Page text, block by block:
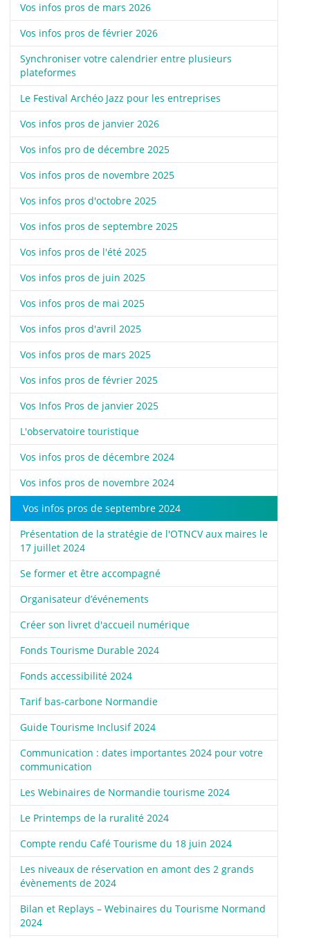
Vos infos pros de mars 2026
Vos infos pros de février 2026
Synchroniser votre calendrier entre plusieurs
plateformes
Le Festival Archéo Jazz pour les entreprises
Vos infos pros de janvier 2026
Vos infos pro de décembre 2025
Vos infos pros de novembre 2025
Vos infos pros d'octobre 2025
Vos infos pros de septembre 2025
Vos infos pros de l'été 2025
Vos infos pros de juin 2025
Vos infos pros de mai 2025
Vos infos pros d'avril 2025
Vos infos pros de mars 2025
Vos infos pros de février 2025
Vos Infos Pros de janvier 2025
L'observatoire touristique
Vos infos pros de décembre 2024
Vos infos pros de novembre 2024
Vos infos pros de septembre 2024
Présentation de la stratégie de l'OTNCV aux maires le
17 juillet 2024
Se former et être accompagné
Organisateur d’événements
Créer son livret d'accueil numérique
Fonds Tourisme Durable 2024
Fonds accessibilité 2024
Tarif bas-carbone Normandie
Guide Tourisme Inclusif 2024
Communication : dates importantes 2024 pour votre
communication
Les Webinaires de Normandie tourisme 2024
Le Printemps de la ruralité 2024
Compte rendu Café Tourisme du 18 juin 2024
Les niveaux de réservation en amont des 2 grands
évènements de 2024
Bilan et Replays – Webinaires du Tourisme Normand
2024